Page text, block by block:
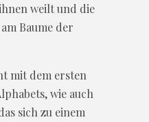
weilt und die
Baume der
mit dem ersten
wie auch
sich zu einem